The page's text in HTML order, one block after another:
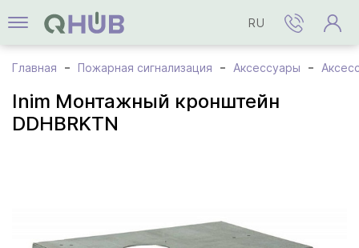
RU
Главная Пожарная сигнализация Аксессуары
Inim Монтажный кронштейн
DDHBRKTN